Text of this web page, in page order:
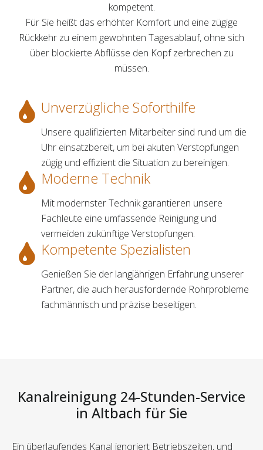
kompetent.
Für Sie heißt das erhöhter Komfort und eine zügige
Rückkehr zu einem gewohnten Tagesablauf, ohne sich
über blockierte Abflüsse den Kopf zerbrechen zu
müssen.
Unverzügliche Soforthilfe
Unsere qualifizierten Mitarbeiter sind rund um die
Uhr einsatzbereit, um bei akuten Verstopfungen
zügig und effizient die Situation zu bereinigen.
Moderne Technik
Mit modernster Technik garantieren unsere
Fachleute eine umfassende Reinigung und
vermeiden zukünftige Verstopfungen.
Kompetente Spezialisten
Genießen Sie der langjährigen Erfahrung unserer
Partner, die auch herausfordernde Rohrprobleme
fachmännisch und präzise beseitigen.
Kanalreinigung 24-Stunden-Service
in Altbach für Sie
Ein überlaufendes Kanal ignoriert Betriebszeiten, und